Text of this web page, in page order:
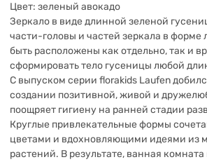
Цвет: зеленый авокадо
Зеркало в виде длинной зеленой
части-головы и частей зеркала в форме
быть расположены как отдельно, так и
сформировать тело гусеницы любой
С выпуском серии florakids Laufen
создании позитивной, живой и
поощряет гигиену на ранней стадии
Круглые привлекательные формы
цветами и вдохновляющими идеями из
растений. В результате, ванная комната